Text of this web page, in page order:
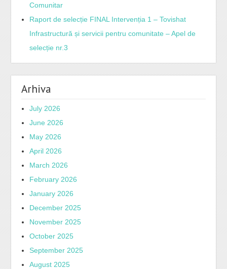
Comunitar
Raport de selecție FINAL Intervenția 1 – Tovishat
Infrastructură și servicii pentru comunitate – Apel de
selecție nr.3
Arhiva
July 2026
June 2026
May 2026
April 2026
March 2026
February 2026
January 2026
December 2025
November 2025
October 2025
September 2025
August 2025